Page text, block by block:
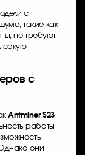
с
такие как
не требуют
с
Antminer S23
работы
они